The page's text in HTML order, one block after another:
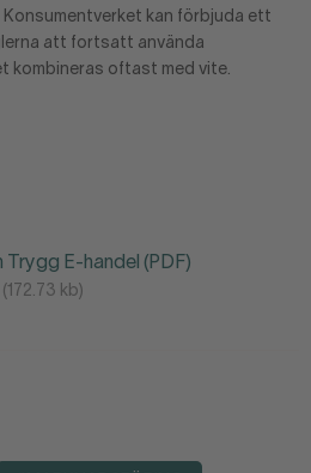
kan förbjuda ett
att fortsatt använda
kombineras oftast med vite.
Trygg E-handel (PDF)
kb)